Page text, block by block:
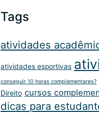
Tags
atividades
atividades esportivas
conseguir 10 horas complementares?
Direito cursos
dicas para